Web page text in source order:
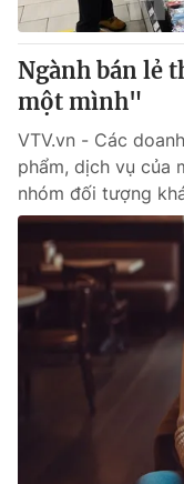
Thị trường
Tư vấn
Lịch phát sóng
Chuyên mục khác
Emagazine
Photo
Video
VTV Money
Ngành bán lẻ
một mình"
VTV.vn - Các
phẩm, dịch vụ của
nhóm đối tượng